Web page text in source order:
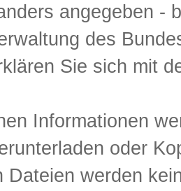
angegeben -
des
Sie sich mit
Informationen
oder
Dateien werden